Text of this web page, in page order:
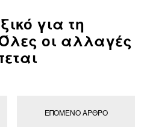
για τη
οι αλλαγές
ΕΠΌΜΕΝΟ ΆΡΘΡΟ